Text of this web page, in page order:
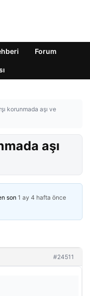
Forum
korunmada aşı ve
aşı
son 1 ay 4 hafta önce
#24511